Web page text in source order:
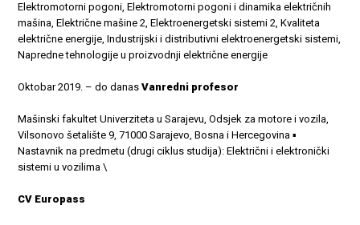
Elektromotorni pogoni, Elektromotorni pogoni i dinamika električnih
mašina, Električne mašine 2, Elektroenergetski sistemi 2, Kvaliteta
električne energije, Industrijski i distributivni elektroenergetski sistemi,
Napredne tehnologije u proizvodnji električne energije
Oktobar 2019. – do danasVanredni profesor
Mašinski fakultet Univerziteta u Sarajevu, Odsjek za motore i vozila,
Vilsonovo šetalište 9, 71000 Sarajevo, Bosna i Hercegovina ▪
Nastavnik na predmetu (drugi ciklus studija): Električni i elektronički
sistemi u vozilima \
CV Europass